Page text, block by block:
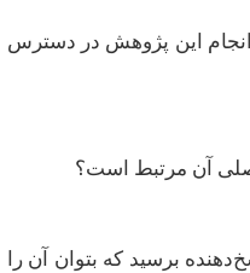
انجام این پژوهش در دسترس
آن مرتبط است؟
برسید که بتوان آن را